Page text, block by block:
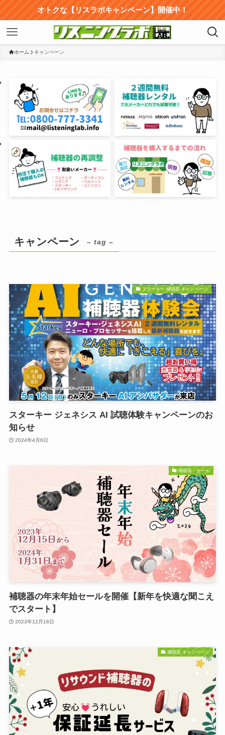
オトクな【リスラボキャンペーン】開催中！
ホーム キャンペーン
キャンペーン – tag –
スターキー 補聴器 キャンペーン
スターキー ジェネシス AI 試聴体験キャンペーンのお
知らせ
2024年4月6日
補聴器 セール
補聴器の年末年始セールを開催【新年を快適な聞こえ
でスタート】
2023年12月16日
補聴器 キャンペーン